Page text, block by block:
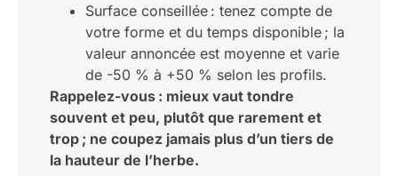
Surface conseillée : tenez compte de
votre forme et du temps disponible ; la
valeur annoncée est moyenne et varie
de -50 % à +50 % selon les profils.
Rappelez-vous : mieux vaut tondre
souvent et peu, plutôt que rarement et
trop ; ne coupez jamais plus d’un tiers de
la hauteur de l’herbe.